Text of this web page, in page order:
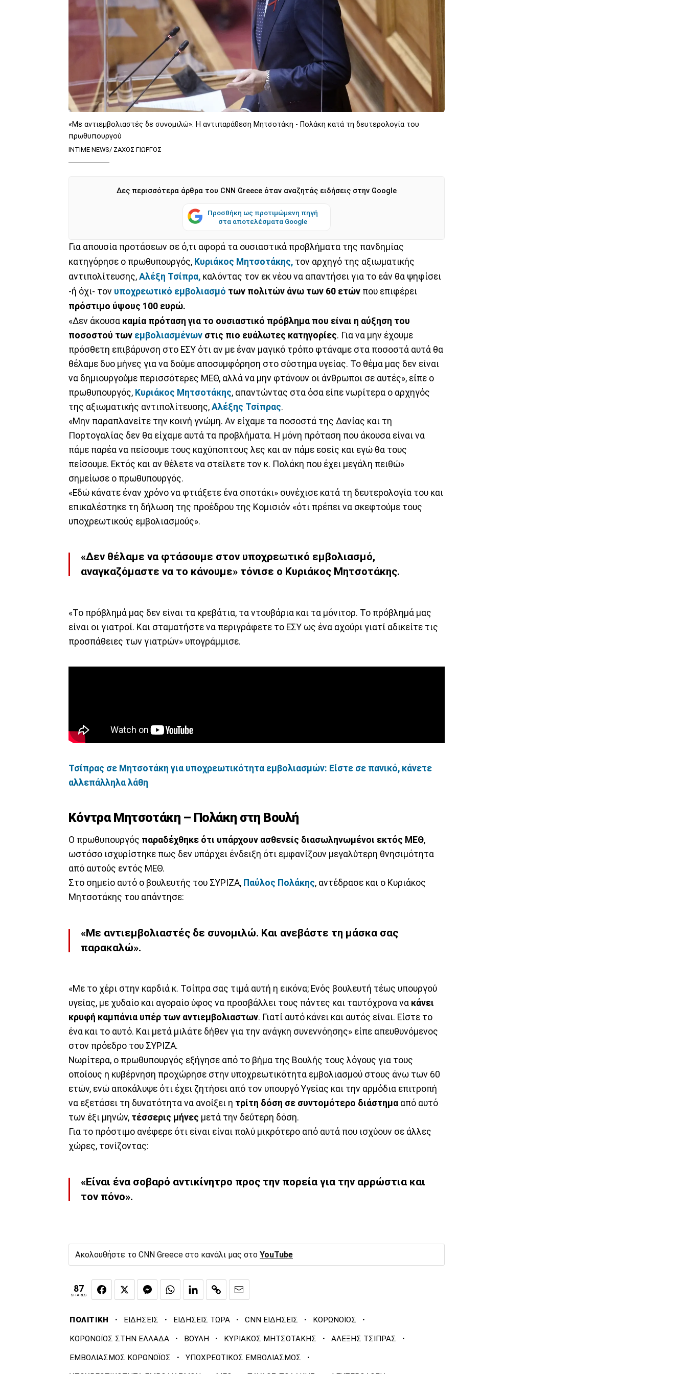
«Με αντιεμβολιαστές δε συνομιλώ»: Η αντιπαράθεση Μητσοτάκη - Πολάκη κατά τη δευτερολογία του
πρωθυπουργού
INTIME NEWS/ ΖΑΧΟΣ ΓΙΩΡΓΟΣ
Δες περισσότερα άρθρα του CNN Greece όταν αναζητάς ειδήσεις στην Google
Προσθήκη ως προτιμώμενη πηγή
στα αποτελέσματα Google
Για απουσία προτάσεων σε ό,τι αφορά τα ουσιαστικά προβλήματα της πανδημίας
κατηγόρησε ο πρωθυπουργός, Κυριάκος Μητσοτάκης, τον αρχηγό της αξιωματικής
αντιπολίτευσης, Αλέξη Τσίπρα, καλόντας τον εκ νέου να απαντήσει για το εάν θα ψηφίσει
-ή όχι- τον υποχρεωτικό εμβολιασμό των πολιτών άνω των 60 ετών που επιφέρει
πρόστιμο ύψους 100 ευρώ.
«Δεν άκουσα καμία πρόταση για το ουσιαστικό πρόβλημα που είναι η αύξηση του
ποσοστού των εμβολιασμένων στις πιο ευάλωτες κατηγορίες. Για να μην έχουμε
πρόσθετη επιβάρυνση στο ΕΣΥ ότι αν με έναν μαγικό τρόπο φτάναμε στα ποσοστά αυτά θα
θέλαμε δυο μήνες για να δούμε αποσυμφόρηση στο σύστημα υγείας. Το θέμα μας δεν είναι
να δημιουργούμε περισσότερες ΜΕΘ, αλλά να μην φτάνουν οι άνθρωποι σε αυτές», είπε ο
πρωθυπουργός, Κυριάκος Μητσοτάκης, απαντώντας στα όσα είπε νωρίτερα ο αρχηγός
της αξιωματικής αντιπολίτευσης, Αλέξης Τσίπρας.
«Μην παραπλανείτε την κοινή γνώμη. Αν είχαμε τα ποσοστά της Δανίας και τη
Πορτογαλίας δεν θα είχαμε αυτά τα προβλήματα. Η μόνη πρόταση που άκουσα είναι να
πάμε παρέα να πείσουμε τους καχύποπτους λες και αν πάμε εσείς και εγώ θα τους
πείσουμε. Εκτός και αν θέλετε να στείλετε τον κ. Πολάκη που έχει μεγάλη πειθώ»
σημείωσε ο πρωθυπουργός.
«Εδώ κάνατε έναν χρόνο να φτιάξετε ένα σποτάκι» συνέχισε κατά τη δευτερολογία του και
επικαλέστηκε τη δήλωση της προέδρου της Κομισιόν «ότι πρέπει να σκεφτούμε τους
υποχρεωτικούς εμβολιασμούς».
«Δεν θέλαμε να φτάσουμε στον υποχρεωτικό εμβολιασμό,
αναγκαζόμαστε να το κάνουμε» τόνισε ο Κυριάκος Μητσοτάκης.
«Το πρόβλημά μας δεν είναι τα κρεβάτια, τα ντουβάρια και τα μόνιτορ. Το πρόβλημά μας
είναι οι γιατροί. Και σταματήστε να περιγράφετε το ΕΣΥ ως ένα αχούρι γιατί αδικείτε τις
προσπάθειες των γιατρών» υπογράμμισε.
Τσίπρας σε Μητσοτάκη για υποχρεωτικότητα εμβολιασμών: Είστε σε πανικό, κάνετε
αλλεπάλληλα λάθη
Κόντρα Μητσοτάκη – Πολάκη στη Βουλή
Ο πρωθυπουργός παραδέχθηκε ότι υπάρχουν ασθενείς διασωληνωμένοι εκτός ΜΕΘ,
ωστόσο ισχυρίστηκε πως δεν υπάρχει ένδειξη ότι εμφανίζουν μεγαλύτερη θνησιμότητα
από αυτούς εντός ΜΕΘ.
Στο σημείο αυτό ο βουλευτής του ΣΥΡΙΖΑ, Παύλος Πολάκης, αντέδρασε και ο Κυριάκος
Μητσοτάκης του απάντησε:
«Με αντιεμβολιαστές δε συνομιλώ. Και ανεβάστε τη μάσκα σας
παρακαλώ».
«Με το χέρι στην καρδιά κ. Τσίπρα σας τιμά αυτή η εικόνα; Ενός βουλευτή τέως υπουργού
υγείας, με χυδαίο και αγοραίο ύφος να προσβάλλει τους πάντες και ταυτόχρονα να κάνει
κρυφή καμπάνια υπέρ των αντιεμβολιαστων. Γιατί αυτό κάνει και αυτός είναι. Είστε το
ένα και το αυτό. Και μετά μιλάτε δήθεν για την ανάγκη συνεννόησης» είπε απευθυνόμενος
στον πρόεδρο του ΣΥΡΙΖΑ.
Νωρίτερα, ο πρωθυπουργός εξήγησε από το βήμα της Βουλής τους λόγους για τους
οποίους η κυβέρνηση προχώρησε στην υποχρεωτικότητα εμβολιασμού στους άνω των 60
ετών, ενώ αποκάλυψε ότι έχει ζητήσει από τον υπουργό Υγείας και την αρμόδια επιτροπή
να εξετάσει τη δυνατότητα να ανοίξει η τρίτη δόση σε συντομότερο διάστημα από αυτό
των έξι μηνών, τέσσερις μήνες μετά την δεύτερη δόση.
Για το πρόστιμο ανέφερε ότι είναι είναι πολύ μικρότερο από αυτά που ισχύουν σε άλλες
χώρες, τονίζοντας:
«Είναι ένα σοβαρό αντικίνητρο προς την πορεία για την αρρώστια και
τον πόνο».
Ακολουθήστε το CNN Greece στο κανάλι μας στο YouTube
87
SHARES
ΠΟΛΙΤΙΚΗ · ΕΙΔΗΣΕΙΣ · ΕΙΔΗΣΕΙΣ ΤΩΡΑ · CNN ΕΙΔΗΣΕΙΣ · ΚΟΡΩΝΟΪΟΣ ·
ΚΟΡΩΝΟΪΟΣ ΣΤΗΝ ΕΛΛΑΔΑ · ΒΟΥΛΗ · ΚΥΡΙΑΚΟΣ ΜΗΤΣΟΤΑΚΗΣ · ΑΛΕΞΗΣ ΤΣΙΠΡΑΣ ·
ΕΜΒΟΛΙΑΣΜΟΣ ΚΟΡΩΝΟΪΟΣ · ΥΠΟΧΡΕΩΤΙΚΟΣ ΕΜΒΟΛΙΑΣΜΟΣ ·